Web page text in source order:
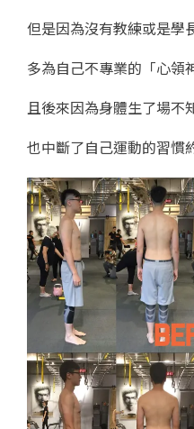
但是因為沒有教練或是學
多為自己不專業的「心領
且後來因為身體生了場不
也中斷了自己運動的習慣